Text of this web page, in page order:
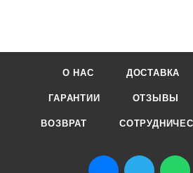
О НАС ДОСТАВКА
ГАРАНТИИ ОТЗЫВЫ
ВОЗВРАТ